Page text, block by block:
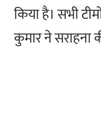
किया है। सभी
कुमार ने सराहना